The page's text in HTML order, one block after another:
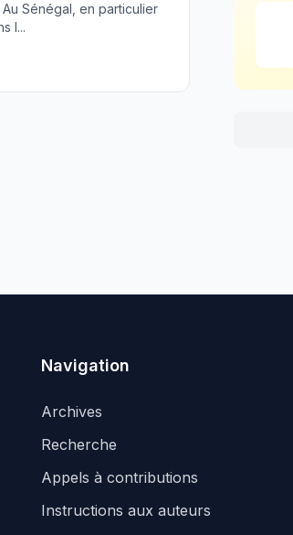
Sénégal, en particulier
l...
Navigation
Archives
Recherche
Appels à contributions
Instructions aux auteurs